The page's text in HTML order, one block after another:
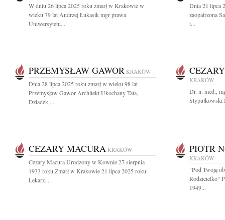
W dniu 26 lipca 2025 roku zmarł w Krakowie w
wieku 79 lat Andrzej Łukasik mgr prawa
Uniwersytetu...
Dnia 21 lipca
zaopatrzona
i...
PRZEMYSŁAW GAWOR KRAKÓW
Dnia 28 lipca 2025 roku zmarł w wieku 98 lat
Przemysław Gawor Architekt Ukochany Tata,
Dziadek,...
KRAKÓW
Dr. n. med.,
Stypułkowski
CEZARY MACURA KRAKÓW
Cezary Macura Urodzony w Kownie 27 sierpnia
1933 roku Zmarł w Krakowie 21 lipca 2025 roku
Lekarz...
PIOTR
KRAKÓW
"Pod Twoją
Rodzicielko"
1949...